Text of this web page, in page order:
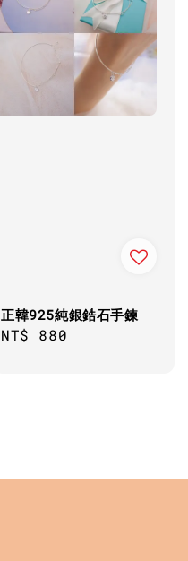
正韓925純銀鋯石手鍊
Regular
NT$ 880